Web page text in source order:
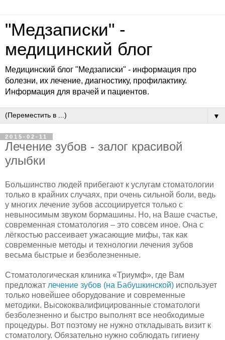
"Медзаписки" -
медицинский блог
Медицинский блог "Медзаписки" - информация про
болезни, их лечение, диагностику, профилактику.
Информация для врачей и пациентов.
▼
2015-02-11
Лечение зубов - залог красивой
улыбки
Большинство людей прибегают к услугам стоматологии
только в крайних случаях, при очень сильной боли, ведь
у многих лечение зубов ассоциируется только с
невыносимым звуком бормашины. Но, на Ваше счастье,
современная стоматология – это совсем иное. Она с
лёгкостью рассеивает ужасающие мифы, так как
современные методы и технологии лечения зубов
весьма быстрые и безболезненные.
Стоматологическая клиника «Триумф», где Вам
предложат лечение зубов (на Бабушкинской) использует
только новейшее оборудование и современные
методики. Высококвалифицированные стоматологи
безболезненно и быстро выполнят все необходимые
процедуры. Вот поэтому не нужно откладывать визит к
стоматологу. Обязательно нужно соблюдать гигиену